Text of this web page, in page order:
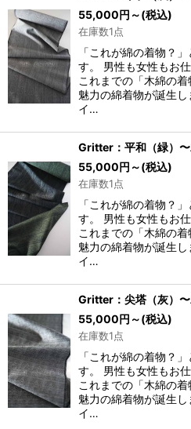
55,000円 ～(税込)
在庫数1点
「これが綿の着物？
す。 男性も女性もお
これまでの「木綿の
魅力の綿着物が誕生
イ…
Gritter：平和（緑）
55,000円 ～(税込)
在庫数1点
「これが綿の着物？
す。 男性も女性もお
これまでの「木綿の
魅力の綿着物が誕生
イ…
Gritter：尖塔（灰）
55,000円 ～(税込)
在庫数1点
「これが綿の着物？
す。 男性も女性もお
これまでの「木綿の
魅力の綿着物が誕生
イ…